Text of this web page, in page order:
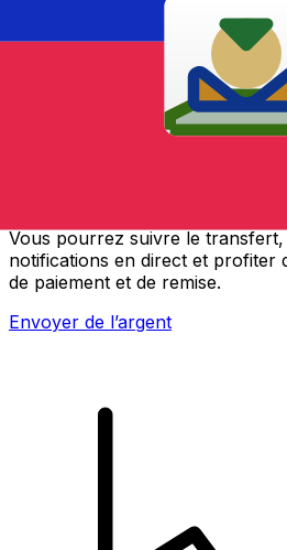
Vous pourrez suivre le
notifications en direct et profiter
de paiement et de remise.
Envoyer de l’argent